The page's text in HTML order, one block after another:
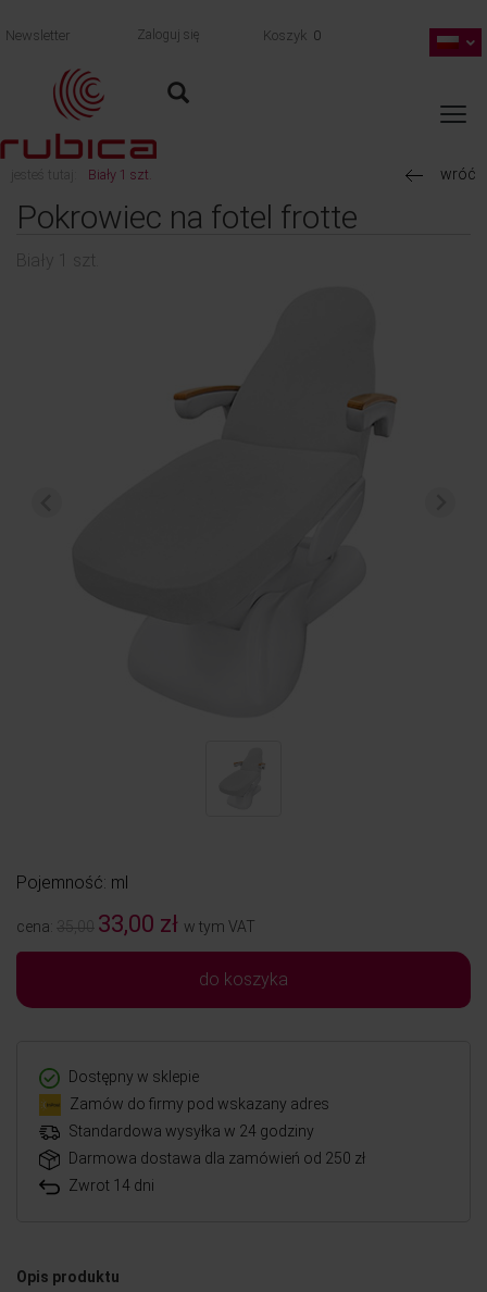
Newsletter Zaloguj się Koszyk 0
jesteś tutaj: Biały 1 szt. wróć
Pokrowiec na fotel frotte
Biały 1 szt.
Pojemność: ml
cena: 35,00 33,00 zł w tym VAT
do koszyka
Dostępny w sklepie
Zamów do firmy pod wskazany adres
Standardowa wysyłka w 24 godziny
Darmowa dostawa dla zamówień od 250 zł
Zwrot 14 dni
Opis produktu